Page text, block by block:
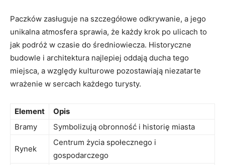
Paczków zasługuje ⁣na szczegółowe odkrywanie, a jego
‌unikalna atmosfera sprawia, że każdy krok po ulicach to
‍jak podróż w czasie do średniowiecza. Historyczne
budowle i⁣ architektura ‌najlepiej oddają ducha tego
miejsca, a względy kulturowe pozostawiają‍ niezatarte
wrażenie w sercach każdego turysty.
Element
Opis
Bramy
Symbolizują ⁣obronność⁢ i historię miasta
Rynek
Centrum życia społecznego i
gospodarczego